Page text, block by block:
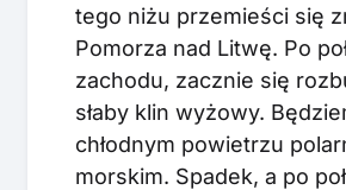
tego niżu przemieści się
Pomorza nad Litwę. Po
zachodu, zacznie się
słaby klin wyżowy.
chłodnym powietrzu
morskim. Spadek, a po